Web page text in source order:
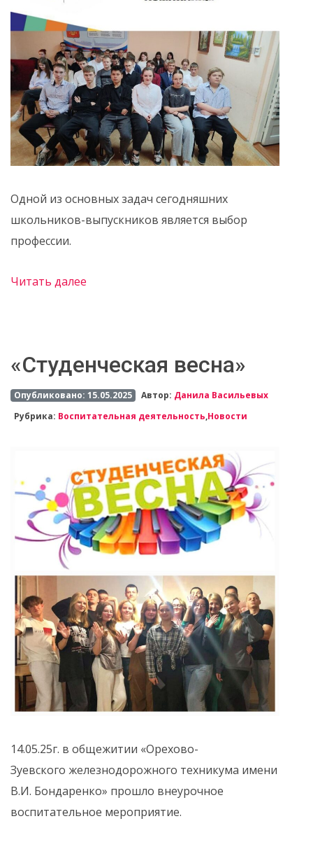
Одной из основных задач сегодняшних
школьников-выпускников является выбор
профессии.
Читать далее
«Студенческая весна»
Опубликовано: 15.05.2025 Автор: Данила Васильевых
Рубрика: Воспитательная деятельность,Новости
14.05.25г. в общежитии «Орехово-
Зуевского железнодорожного техникума имени
В.И. Бондаренко» прошло внеурочное
воспитательное мероприятие.